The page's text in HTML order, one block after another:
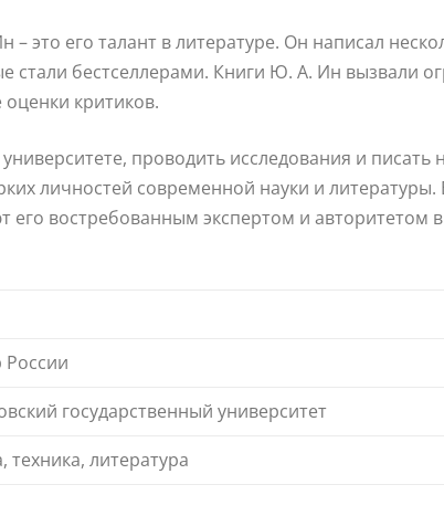
это его талант в литературе. Он написал
стали бестселлерами. Книги Ю. А. Ин вызвали
критиков.
проводить исследования и писать
личностей современной науки и литературы.
его востребованным экспертом и авторитетом
России
государственный университет
техника, литература